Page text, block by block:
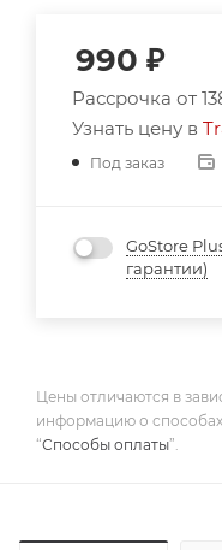
990 ₽
Рассрочка от
Узнать цену в
Под заказ
GoStore
гарантии)
Цены отличаются в
информацию о
“Способы оплаты”.